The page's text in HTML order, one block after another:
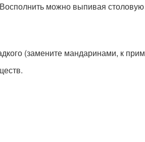
можно выпивая
(замените мандаринами, к